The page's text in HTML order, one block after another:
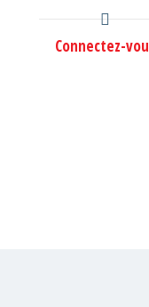
Connectez-